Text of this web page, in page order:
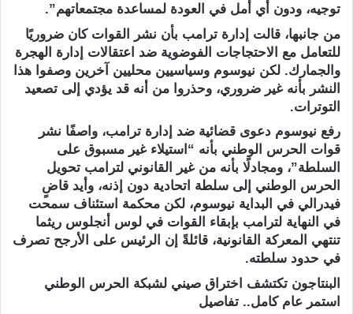
توجيه، ودون أي أمل في العودة لمساعدة مجتمعاتهم”.
من جانبها، قالت إدارة ترامب بأن نشر القوات كان ضروريًا
للتعامل مع الاحتجاجات الفوضوية ضد اعتقالات إدارة الهجرة
والجمارك. لكن نيوسوم وسياسيين محليين آخرين وصفوا هذا
النشر بأنه غير ضروري، وحذروا من أنه قد يؤدي إلى تصعيد
التوترات.
رفع نيوسوم دعوى قضائية ضد إدارة ترامب، واصفًا نشر
قوات الحرس الوطني بأنه “استيلاء غير مسبوق على
السلطة”، ومجادلًا بأنه من غير القانوني لترامب تحويل
الحرس الوطني إلى سلطة اتحادية دون إذنه، وأيد قاضٍ
فيدرالي في البداية نيوسوم، لكن محكمة استئناف سمحت
في النهاية لترامب بإبقاء القوات في لوس أنجلوس ريثما
تنتهي المعركة القانونية، قائلةً إن الرئيس على الأرجح تصرف
في حدود سلطته.
البنتاجون تكتشف اختراق صيني لشبكة الحرس الوطني
استمر عام كامل.. تفاصيل